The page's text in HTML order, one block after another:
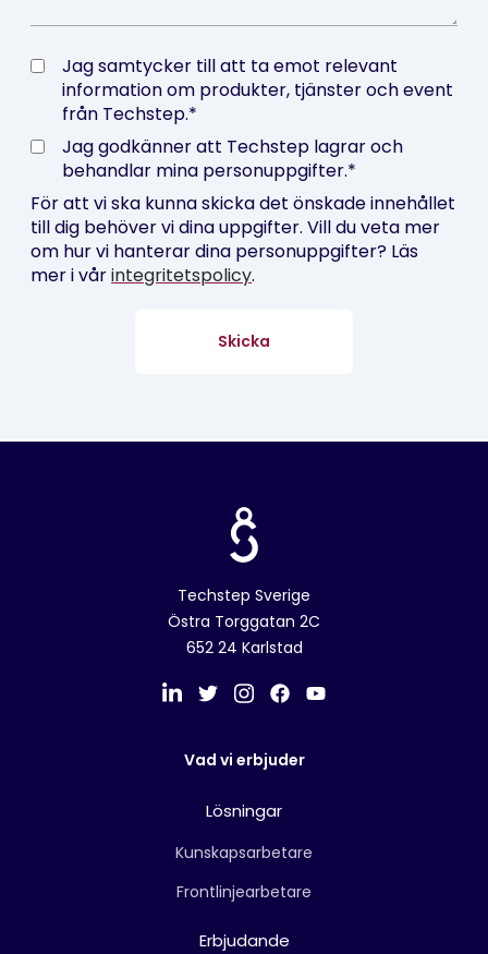
Jag samtycker till att ta emot relevant
information om produkter, tjänster och event
från Techstep.*
Jag godkänner att Techstep lagrar och
behandlar mina personuppgifter.*
För att vi ska kunna skicka det önskade innehållet
till dig behöver vi dina uppgifter. Vill du veta mer
om hur vi hanterar dina personuppgifter? Läs
mer i vårintegritetspolicy.
Techstep Sverige
Östra Torggatan 2C
652 24 Karlstad
Vad vi erbjuder
Lösningar
Kunskapsarbetare
Frontlinjearbetare
Erbjudande